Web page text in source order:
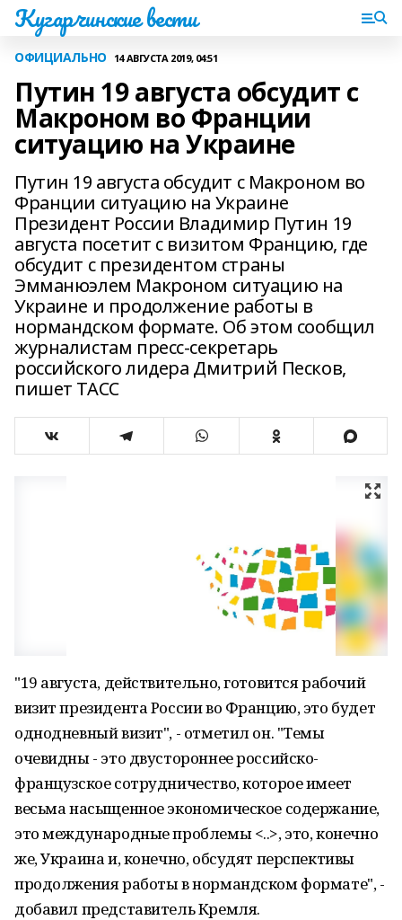
Кугарчинские вести
ОФИЦИАЛЬНО 14 АВГУСТА 2019, 04:51
Путин 19 августа обсудит с
Макроном во Франции
ситуацию на Украине
Путин 19 августа обсудит с Макроном во
Франции ситуацию на Украине
Президент России Владимир Путин 19
августа посетит с визитом Францию, где
обсудит с президентом страны
Эмманюэлем Макроном ситуацию на
Украине и продолжение работы в
нормандском формате. Об этом сообщил
журналистам пресс-секретарь
российского лидера Дмитрий Песков,
пишет ТАСС
"19 августа, действительно, готовится рабочий
визит президента России во Францию, это будет
однодневный визит", - отметил он. "Темы
очевидны - это двустороннее российско-
французское сотрудничество, которое имеет
весьма насыщенное экономическое содержание,
это международные проблемы <..>, это, конечно
же, Украина и, конечно, обсудят перспективы
продолжения работы в нормандском формате", -
добавил представитель Кремля.